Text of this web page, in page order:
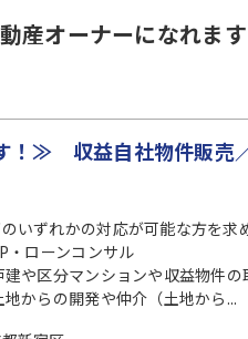
オーナーになれます
≫ 収益自社物件販売
いずれかの対応が可能な方を求
・ローンコンサル
や区分マンションや収益物件
からの開発や仲介（土地から...